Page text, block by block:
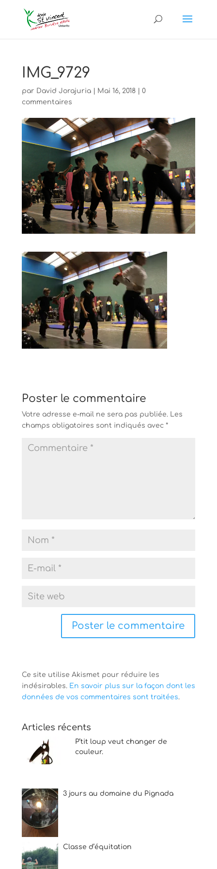
IMG_9729
par David Jorajuria| Mai 16, 2018| 0
commentaires
Poster le commentaire
Votre adresse e-mail ne sera pas publiée. Les
champs obligatoires sont indiqués avec *
Ce site utilise Akismet pour réduire les
indésirables. En savoir plus sur la façon dont les
données de vos commentaires sont traitées.
Articles récents
P’tit loup veut changer de
couleur.
3 jours au domaine du Pignada
Classe d’équitation